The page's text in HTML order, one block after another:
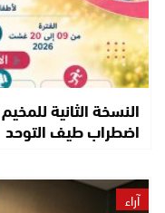
النسخة الثانية
اضطراب طيف التوحد
آراء